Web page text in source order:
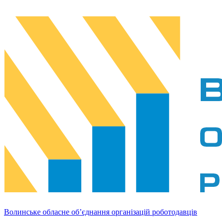
Волинське обласне об’єднання організацій роботодавців